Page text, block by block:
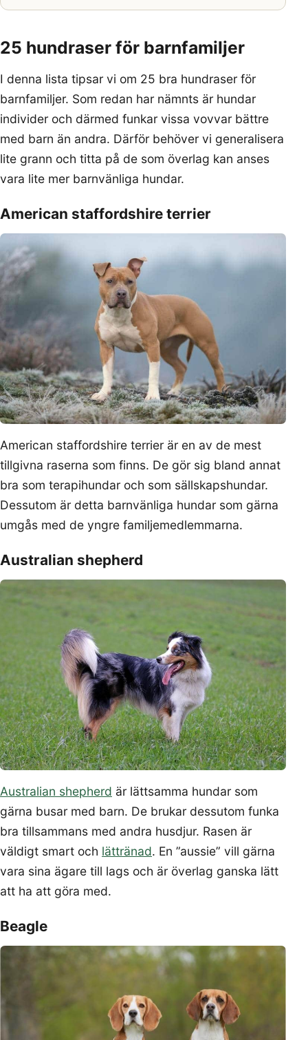
25 hundraser för barnfamiljer
I denna lista tipsar vi om 25 bra hundraser för
barnfamiljer. Som redan har nämnts är hundar
individer och därmed funkar vissa vovvar bättre
med barn än andra. Därför behöver vi generalisera
lite grann och titta på de som överlag kan anses
vara lite mer barnvänliga hundar.
American staffordshire terrier
American staffordshire terrier är en av de mest
tillgivna raserna som finns. De gör sig bland annat
bra som terapihundar och som sällskapshundar.
Dessutom är detta barnvänliga hundar som gärna
umgås med de yngre familjemedlemmarna.
Australian shepherd
Australian shepherd är lättsamma hundar som
gärna busar med barn. De brukar dessutom funka
bra tillsammans med andra husdjur. Rasen är
väldigt smart och lättränad. En ”aussie” vill gärna
vara sina ägare till lags och är överlag ganska lätt
att ha att göra med.
Beagle